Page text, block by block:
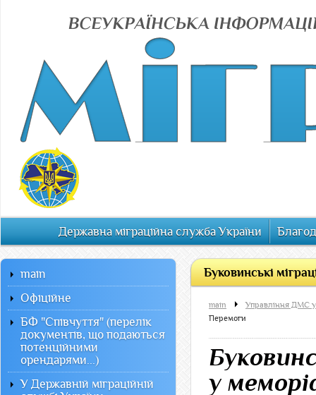
Державна міграційна служба України
Буковинські
main
Управління ДМС у
Перемоги
у
main
Офiцiйне
БФ "Співчуття" (перелік
документів, що подаються
потенційними
орендарями...)
У Державній міграційній